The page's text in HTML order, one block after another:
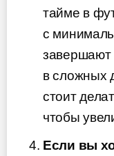
тайме в
с
завершают
в сложных
стоит
чтобы
Если вы